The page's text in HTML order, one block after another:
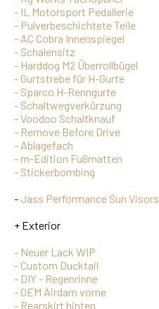
- IL Motorsport Pedallerie
- Pulverbeschichtete Teile
- AC Cobra Innenspiegel
- Schalensitz
- Harddog M2 Überrollbügel
- Gurtstrebe für H-Gurte
- Sparco H-Renngurte
- Schaltwegverkürzung
- Voodoo Schaltknauf
- Remove Before Drive
- Ablagefach
- m-Edition Fußmatten
- Stickerbombing
- Jass Performance Sun Visors
+ Exterior
- Neuer Lack WIP
- Custom Ducktail
- DIY - Regenrinne
- OEM Airdam vorne
- Rearskirt hinten